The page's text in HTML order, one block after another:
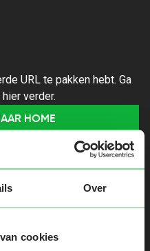
Over
cookies
URL te pakken hebt. Ga
verder.
HOME